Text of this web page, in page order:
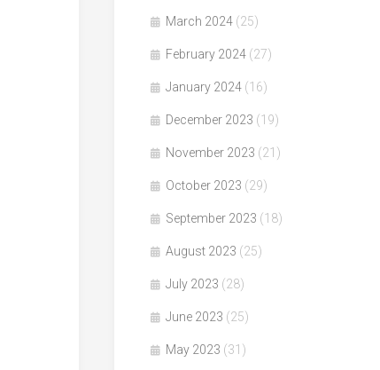
March 2024 (25)
February 2024 (27)
January 2024 (16)
December 2023 (19)
November 2023 (21)
October 2023 (29)
September 2023 (18)
August 2023 (25)
July 2023 (28)
June 2023 (25)
May 2023 (31)